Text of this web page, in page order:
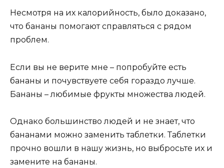
Несмотря на их калорийность, было доказано,
что бананы помогают справляться с рядом
проблем.
Если вы не верите мне – попробуйте есть
бананы и почувствуете себя гораздо лучше.
Бананы – любимые фрукты множества людей.
Однако большинство людей и не знает, что
бананами можно заменить таблетки. Таблетки
прочно вошли в нашу жизнь, но выбросьте их и
замените на бананы.